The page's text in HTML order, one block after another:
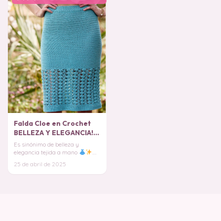
Falda Cloe en Crochet
BELLEZA Y ELEGANCIA!
Patrón Gratis
Es sinónimo de belleza y
elegancia tejida a mano
.
destacar en cualq
25 de abril de 2025